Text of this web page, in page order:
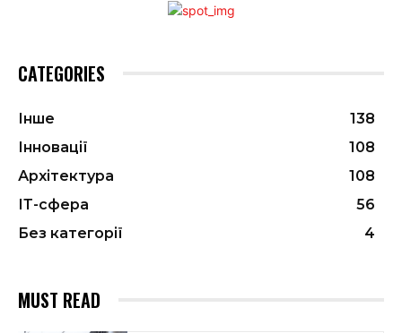
CATEGORIES
Інше
138
Інновації
108
Архітектура
108
ІТ-сфера
56
Без категорії
4
MUST READ